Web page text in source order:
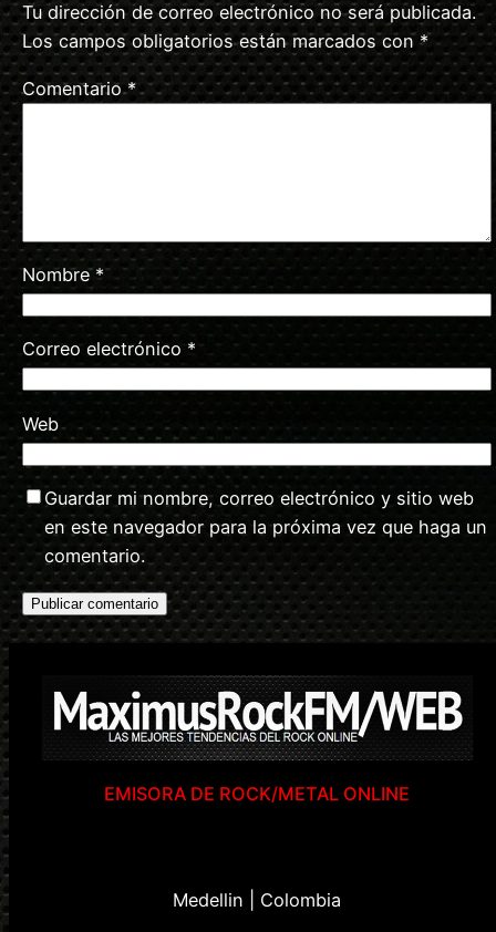
Tu dirección de correo electrónico no será publicada.
Los campos obligatorios están marcados con *
Comentario*
Nombre*
Correo electrónico *
Web
Guardar mi nombre, correo electrónico y sitio web
en este navegador para la próxima vez que haga un
comentario.
EMISORA DE ROCK/METAL ONLINE
Medellin | Colombia